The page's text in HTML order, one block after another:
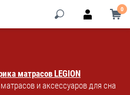
0
матрасов LEGION
и аксессуаров для сна